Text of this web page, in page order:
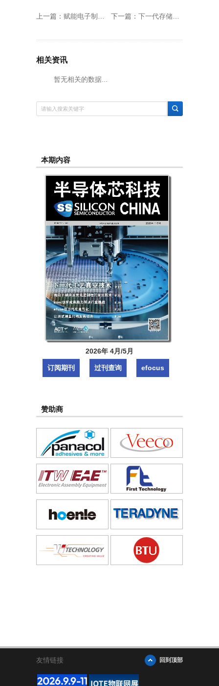
上一篇： 赋能电子制造：刻蚀工艺依赖于特种电子气体 下一篇： 下一代存储器，离我们还有多远？
相关资讯
暂无相关的数据...
本期内容
2026年 4月/5月
订阅期刊 过刊查询 efocus
赞助商
友情链接 回到顶部